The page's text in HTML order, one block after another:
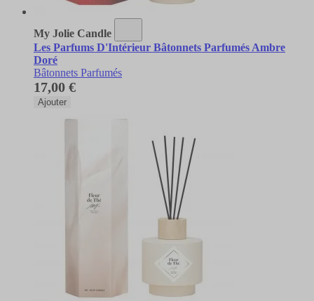
My Jolie Candle
Les Parfums D'Intérieur Bâtonnets Parfumés Ambre
Doré
Bâtonnets Parfumés
17,00 €
Ajouter